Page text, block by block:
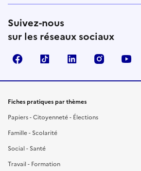
Suivez-nous
sur les réseaux sociaux
FacebookTikTok LinkedIn Instagram
Fiches pratiques par thèmes
Papiers - Citoyenneté - Élections
Famille - Scolarité
Social - Santé
Travail - Formation